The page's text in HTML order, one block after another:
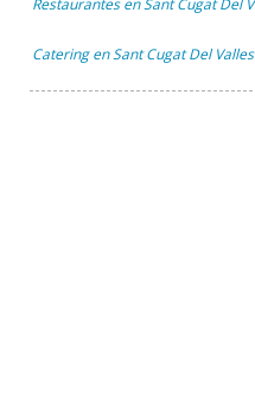
Restaurantes en Sant Cugat Del
Catering en Sant Cugat Del Valles